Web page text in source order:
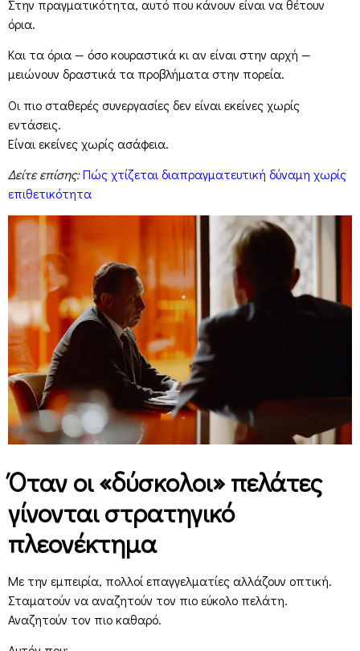
Στην πραγματικότητα, αυτό που κάνουν είναι να θέτουν
όρια.
Και τα όρια — όσο κουραστικά κι αν είναι στην αρχή —
μειώνουν δραστικά τα προβλήματα στην πορεία.
Οι πιο σταθερές συνεργασίες δεν είναι εκείνες χωρίς
εντάσεις.
Είναι εκείνες χωρίς ασάφεια.
Δείτε επίσης:Πώς χτίζεται διαπραγματευτική δύναμη χωρίς
επιθετικότητα
Όταν οι «δύσκολοι» πελάτες
γίνονται στρατηγικό
πλεονέκτημα
Με την εμπειρία, πολλοί επαγγελματίες αλλάζουν οπτική.
Σταματούν να αναζητούν τον πιο εύκολο πελάτη.
Αναζητούν τον πιο καθαρό.